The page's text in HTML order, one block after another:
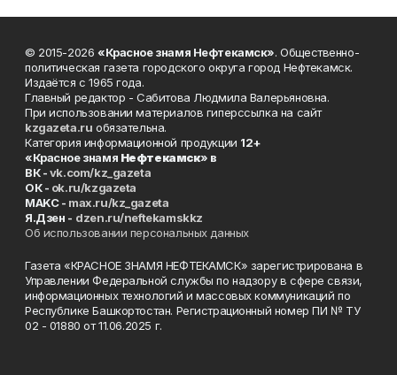
© 2015-2026 «Красное знамя Нефтекамск». Общественно-
политическая газета городского округа город Нефтекамск.
Издаётся с 1965 года.
Главный редактор - Сабитова Людмила Валерьяновна.
При использовании материалов гиперссылка на сайт
kzgazeta.ru обязательна.
Категория информационной продукции 12+
«Красное знамя Нефтекамск» в
ВК -vk.com/kz_gazeta
ОК - ok.ru/kzgazeta
MAKC - max.ru/kz_gazeta
Я.Дзен - dzen.ru/neftekamskkz
Об использовании персональных данных
Газета «КРАСНОЕ ЗНАМЯ НЕФТЕКАМСК» зарегистрирована в
Управлении Федеральной службы по надзору в сфере связи,
информационных технологий и массовых коммуникаций по
Республике Башкортостан. Регистрационный номер ПИ № ТУ
02 - 01880 от 11.06.2025 г.